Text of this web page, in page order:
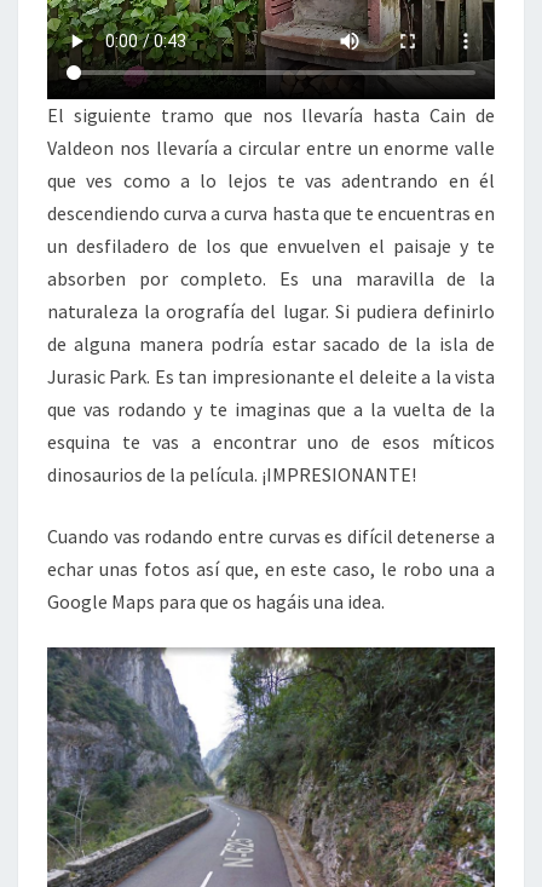
El siguiente tramo que nos llevaría hasta Cain de
Valdeon nos llevaría a circular entre un enorme valle
que ves como a lo lejos te vas adentrando en él
descendiendo curva a curva hasta que te encuentras en
un desfiladero de los que envuelven el paisaje y te
absorben por completo. Es una maravilla de la
naturaleza la orografía del lugar. Si pudiera definirlo
de alguna manera podría estar sacado de la isla de
Jurasic Park. Es tan impresionante el deleite a la vista
que vas rodando y te imaginas que a la vuelta de la
esquina te vas a encontrar uno de esos míticos
dinosaurios de la película. ¡IMPRESIONANTE!
Cuando vas rodando entre curvas es difícil detenerse a
echar unas fotos así que, en este caso, le robo una a
Google Maps para que os hagáis una idea.